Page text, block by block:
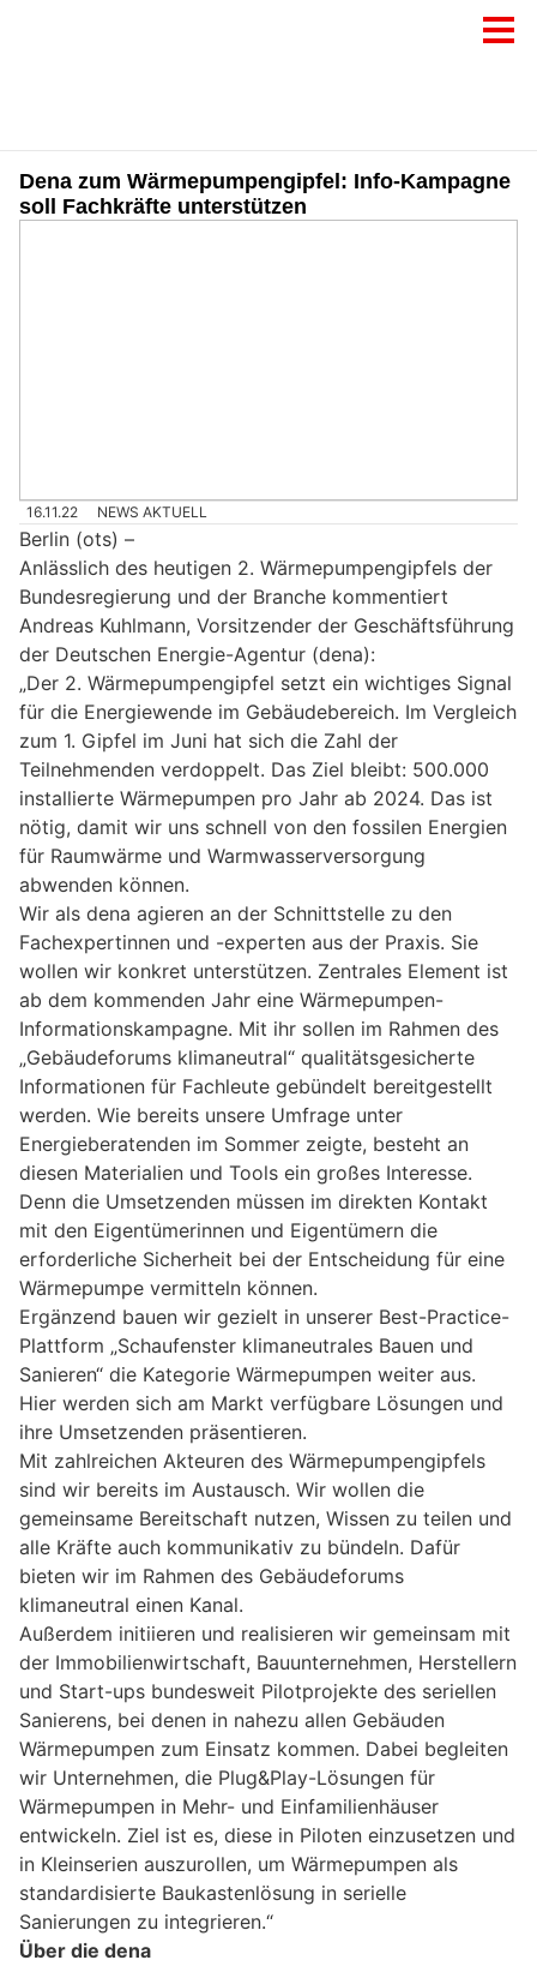
Dena zum Wärmepumpengipfel: Info-Kampagne
soll Fachkräfte unterstützen
16.11.22 NEWS AKTUELL
Berlin (ots) –
Anlässlich des heutigen 2. Wärmepumpengipfels der
Bundesregierung und der Branche kommentiert
Andreas Kuhlmann, Vorsitzender der Geschäftsführung
der Deutschen Energie-Agentur (dena):
„Der 2. Wärmepumpengipfel setzt ein wichtiges Signal
für die Energiewende im Gebäudebereich. Im Vergleich
zum 1. Gipfel im Juni hat sich die Zahl der
Teilnehmenden verdoppelt. Das Ziel bleibt: 500.000
installierte Wärmepumpen pro Jahr ab 2024. Das ist
nötig, damit wir uns schnell von den fossilen Energien
für Raumwärme und Warmwasserversorgung
abwenden können.
Wir als dena agieren an der Schnittstelle zu den
Fachexpertinnen und -experten aus der Praxis. Sie
wollen wir konkret unterstützen. Zentrales Element ist
ab dem kommenden Jahr eine Wärmepumpen-
Informationskampagne. Mit ihr sollen im Rahmen des
„Gebäudeforums klimaneutral“ qualitätsgesicherte
Informationen für Fachleute gebündelt bereitgestellt
werden. Wie bereits unsere Umfrage unter
Energieberatenden im Sommer zeigte, besteht an
diesen Materialien und Tools ein großes Interesse.
Denn die Umsetzenden müssen im direkten Kontakt
mit den Eigentümerinnen und Eigentümern die
erforderliche Sicherheit bei der Entscheidung für eine
Wärmepumpe vermitteln können.
Ergänzend bauen wir gezielt in unserer Best-Practice-
Plattform „Schaufenster klimaneutrales Bauen und
Sanieren“ die Kategorie Wärmepumpen weiter aus.
Hier werden sich am Markt verfügbare Lösungen und
ihre Umsetzenden präsentieren.
Mit zahlreichen Akteuren des Wärmepumpengipfels
sind wir bereits im Austausch. Wir wollen die
gemeinsame Bereitschaft nutzen, Wissen zu teilen und
alle Kräfte auch kommunikativ zu bündeln. Dafür
bieten wir im Rahmen des Gebäudeforums
klimaneutral einen Kanal.
Außerdem initiieren und realisieren wir gemeinsam mit
der Immobilienwirtschaft, Bauunternehmen, Herstellern
und Start-ups bundesweit Pilotprojekte des seriellen
Sanierens, bei denen in nahezu allen Gebäuden
Wärmepumpen zum Einsatz kommen. Dabei begleiten
wir Unternehmen, die Plug&Play-Lösungen für
Wärmepumpen in Mehr- und Einfamilienhäuser
entwickeln. Ziel ist es, diese in Piloten einzusetzen und
in Kleinserien auszurollen, um Wärmepumpen als
standardisierte Baukastenlösung in serielle
Sanierungen zu integrieren.“
Über die dena